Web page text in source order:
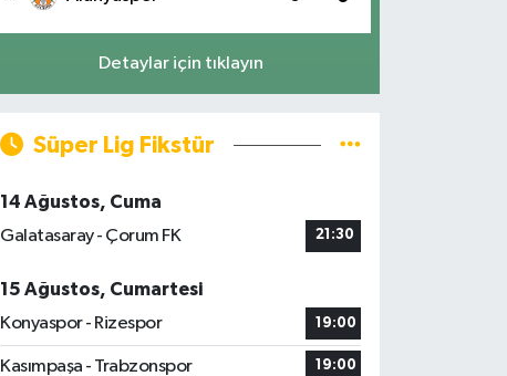
Detaylar için tıklayın
Süper Lig Fikstür
14 Ağustos, Cuma
Galatasaray - Çorum FK
21:30
15 Ağustos, Cumartesi
Konyaspor - Rizespor
19:00
Kasımpaşa - Trabzonspor 19:00